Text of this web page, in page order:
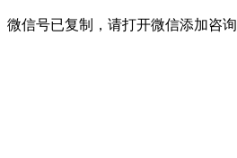
微信号已复制，请打开微信添加咨询